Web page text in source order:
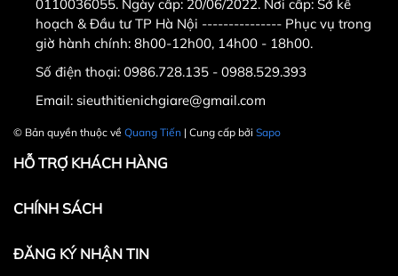
thoại :0986.728.135 - 0988.52.93.93có zalo (gọi
trong giờ hành chính từ sáng 8h-11h30, chiều từ
14h-16h) 0989.869.855 có zalo ( gọi ngoài giờ hành
chính từ 11h30-14h ,từ 18h trờ đi và ngày chủ nhật
- Email : sieuthitienichgiare@gmail.com
Khách hàng ở tỉnh xa mua hàng vui lòng cọc trước ít
0110036055. Ngày cấp: 20/06/2022. Nơi cấp: Sở kế
hoạch & Đầu tư TP Hà Nội --------------- Phục vụ trong
giờ hành chính: 8h00-12h00, 14h00 - 18h00.
Số điện thoại: 0986.728.135 - 0988.529.393
Email: sieuthitienichgiare@gmail.com
© Bản quyền thuộc về Quang Tiến | Cung cấp bởi Sapo
HỖ TRỢ KHÁCH HÀNG
CHÍNH SÁCH
ĐĂNG KÝ NHẬN TIN